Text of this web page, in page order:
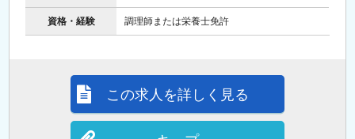
資格・経験 調理師または栄養士免許
この求人を詳しく見る